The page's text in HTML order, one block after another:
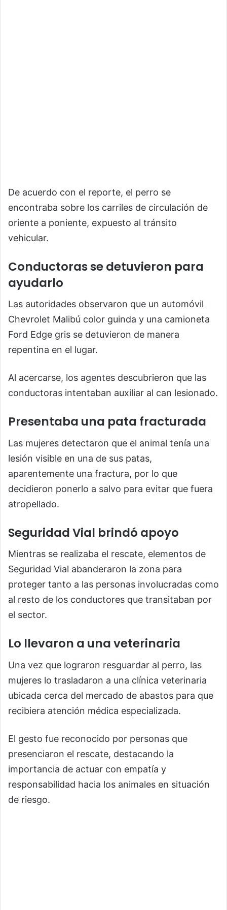
De acuerdo con el reporte, el perro se
encontraba sobre los carriles de circulación de
oriente a poniente, expuesto al tránsito
vehicular.
Conductoras se detuvieron para
ayudarlo
Las autoridades observaron que un automóvil
Chevrolet Malibú color guinda y una camioneta
Ford Edge gris se detuvieron de manera
repentina en el lugar.
Al acercarse, los agentes descubrieron que las
conductoras intentaban auxiliar al can lesionado.
Presentaba una pata fracturada
Las mujeres detectaron que el animal tenía una
lesión visible en una de sus patas,
aparentemente una fractura, por lo que
decidieron ponerlo a salvo para evitar que fuera
atropellado.
Seguridad Vial brindó apoyo
Mientras se realizaba el rescate, elementos de
Seguridad Vial abanderaron la zona para
proteger tanto a las personas involucradas como
al resto de los conductores que transitaban por
el sector.
Lo llevaron a una veterinaria
Una vez que lograron resguardar al perro, las
mujeres lo trasladaron a una clínica veterinaria
ubicada cerca del mercado de abastos para que
recibiera atención médica especializada.
El gesto fue reconocido por personas que
presenciaron el rescate, destacando la
importancia de actuar con empatía y
responsabilidad hacia los animales en situación
de riesgo.